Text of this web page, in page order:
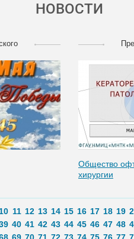
НОВОСТИ
Общество
хирургии
10 11 12 13 14 15 16 17 18 19
40 41 42 43 44 45 46 47 48